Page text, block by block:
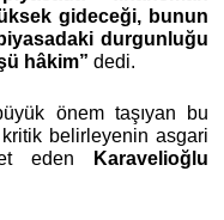
gideceği, bunun
durgunluğu
hâkim” dedi.
önem taşıyan bu
belirleyenin asgari
eden Karavelioğlu